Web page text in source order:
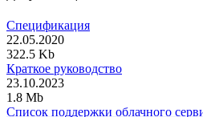
Спецификация
22.05.2020
322.5 Kb
Краткое руководство
23.10.2023
1.8 Mb
Список поддержки облачного